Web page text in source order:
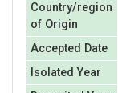
Country/region
of Origin
Accepted Date
Isolated Year